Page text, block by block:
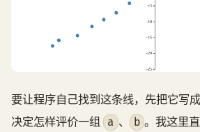
要让程序自己找到这条线，先把它写成
决定怎样评价一组
a 、 b 。我这里